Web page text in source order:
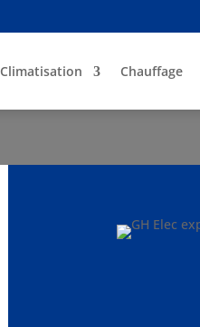
Climatisation Chauffage